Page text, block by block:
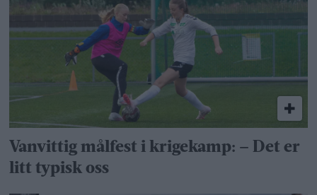
Vanvittig målfest i krigekamp: – Det er
litt typisk oss